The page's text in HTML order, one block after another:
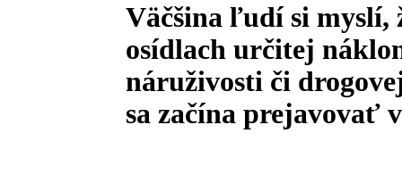
Väčšina ľudí si myslí,
osídlach určitej
náruživosti či
sa začína prejavovať